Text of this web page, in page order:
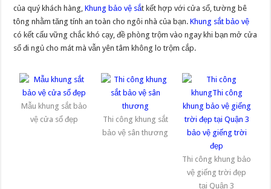
của quý khách hàng,Khung bảo vệ sắt kết hợp với cửa sổ, tường bê
tông nhằm tăng tính an toàn cho ngôi nhà của bạn.Khung sắt bảo vệ
có kết cấu vững chắc khó cạy, đề phòng trộm vào ngay khi bạn mở cửa
sổ đi ngủ cho mát mà vẫn yên tâm không lo trộm cắp.
Mẫu khung sắt bảo
vệ cửa sổ đẹp
Thi công khung sắt
bảo vệ sân thương
Thi công khung bảo
vệ giếng trời đẹp
tại Quận 3